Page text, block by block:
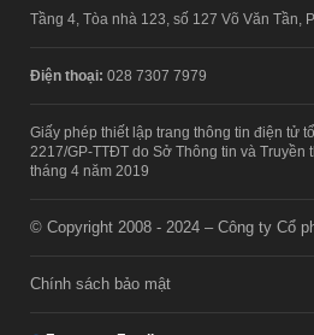
Tầng 4, Tòa nhà 123, số 127 Võ Văn Tần,
Điện thoại: 028 7307 7979
Giấy phép thiết lập trang thông tin điện tử
2217/GP-TTĐT do Sở Thông tin và Truyền
tháng 4 năm 2019
© Copyright 2008 - 2024 – Công ty Cổ
Chính sách bảo mật